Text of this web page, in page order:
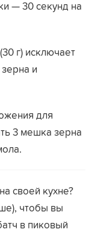
— 30 секунд на
г) исключает
и
для
3 мешка зерна
своей кухне?
чтобы вы
в пиковый